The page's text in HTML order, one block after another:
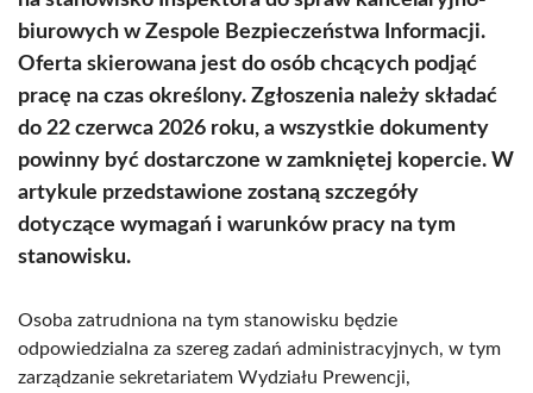
biurowych w Zespole Bezpieczeństwa Informacji.
Oferta skierowana jest do osób chcących podjąć
pracę na czas określony. Zgłoszenia należy składać
do 22 czerwca 2026 roku, a wszystkie dokumenty
powinny być dostarczone w zamkniętej kopercie. W
artykule przedstawione zostaną szczegóły
dotyczące wymagań i warunków pracy na tym
stanowisku.
Osoba zatrudniona na tym stanowisku będzie
odpowiedzialna za szereg zadań administracyjnych, w tym
zarządzanie sekretariatem Wydziału Prewencji,